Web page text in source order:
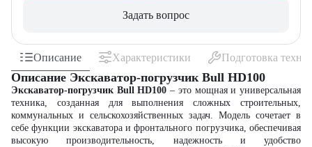
Задать вопрос
Описание Характеристики Подготовка
Описание Экскаватор-погрузчик Bull HD100
Экскаватор-погрузчик Bull HD100 – это мощная и универсальная
техника, созданная для выполнения сложных строительных,
коммунальных и сельскохозяйственных задач. Модель сочетает в
себе функции экскаватора и фронтального погрузчика, обеспечивая
высокую производительность, надежность и удобство